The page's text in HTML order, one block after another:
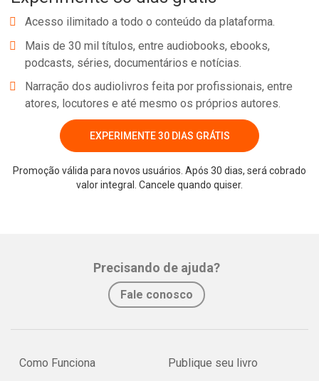
Acesso ilimitado a todo o conteúdo da plataforma.
Mais de 30 mil títulos, entre audiobooks, ebooks,
podcasts, séries, documentários e notícias.
Narração dos audiolivros feita por profissionais, entre
atores, locutores e até mesmo os próprios autores.
EXPERIMENTE 30 DIAS GRÁTIS
Promoção válida para novos usuários. Após 30 dias, será cobrado
valor integral. Cancele quando quiser.
Precisando de ajuda?
Fale conosco
Como Funciona
Publique seu livro